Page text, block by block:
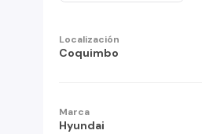
Localización
Coquimbo
Marca
Hyundai